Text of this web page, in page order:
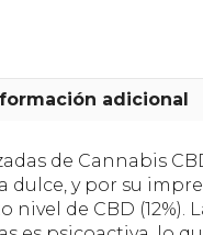
adicional
de Cannabis
dulce, y por su
nivel de CBD